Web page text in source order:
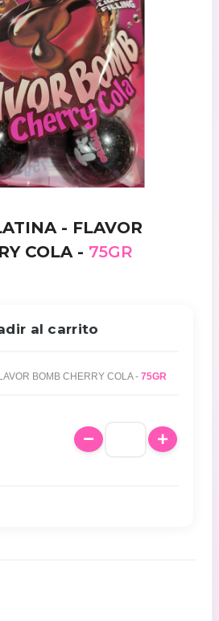
- FLAVOR
COLA - 75GR
al carrito
TROLLI - GELATINA - FLAVOR BOMB CHERRY COLA - 75GR